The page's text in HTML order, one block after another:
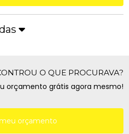
O QUE PROCURAVA?
orçamento grátis agora mesmo!
orçamento